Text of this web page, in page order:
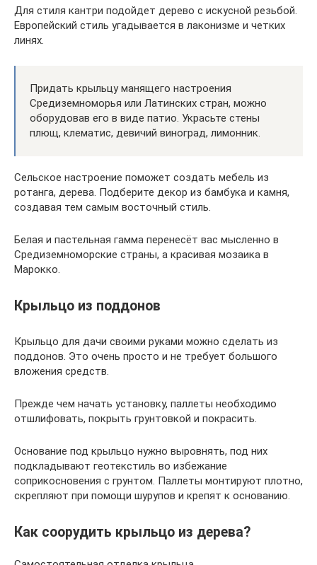
Для стиля кантри подойдет дерево с искусной резьбой.
Европейский стиль угадывается в лаконизме и четких
линях.
Придать крыльцу манящего настроения
Средиземноморья или Латинских стран, можно
оборудовав его в виде патио. Украсьте стены
плющ, клематис, девичий виноград, лимонник.
Сельское настроение поможет создать мебель из
ротанга, дерева. Подберите декор из бамбука и камня,
создавая тем самым восточный стиль.
Белая и пастельная гамма перенесёт вас мысленно в
Средиземноморские страны, а красивая мозаика в
Марокко.
Крыльцо из поддонов
Крыльцо для дачи своими руками можно сделать из
поддонов. Это очень просто и не требует большого
вложения средств.
Прежде чем начать установку, паллеты необходимо
отшлифовать, покрыть грунтовкой и покрасить.
Основание под крыльцо нужно выровнять, под них
подкладывают геотекстиль во избежание
соприкосновения с грунтом. Паллеты монтируют плотно,
скрепляют при помощи шурупов и крепят к основанию.
Как соорудить крыльцо из дерева?